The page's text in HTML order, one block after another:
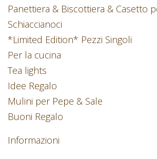
Panettiera & Biscottiera & Casetto
Schiaccianoci
*Limited Edition* Pezzi Singoli
Per la cucina
Tea lights
Idee Regalo
Mulini per Pepe & Sale
Buoni Regalo
Informazioni